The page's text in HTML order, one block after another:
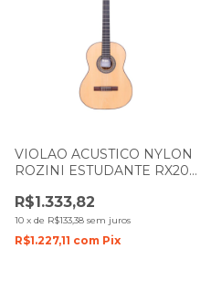
VIOLAO ACUSTICO NYLON
ROZINI ESTUDANTE RX201
R$1.333,82
10 x de R$133,38 sem juros
R$1.227,11 com Pix